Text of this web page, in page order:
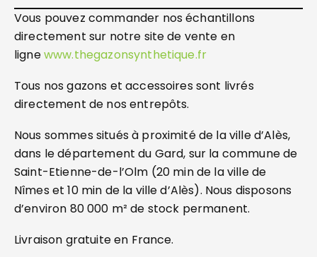
Vous pouvez commander nos échantillons
directement sur notre site de vente en
lignewww.thegazonsynthetique.fr
Tous nos gazons et accessoires sont livrés
directement de nos entrepôts.
Nous sommes situés à proximité de la ville d’Alès,
dans le département du Gard, sur la commune de
Saint-Etienne-de-l’Olm (20 min de la ville de
Nîmes et 10 min de la ville d’Alès). Nous disposons
d’environ 80 000 m² de stock permanent.
Livraison gratuite en France.